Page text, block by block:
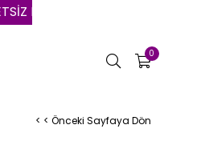
| VADE FARKSIZ 3 AYA
0
< < Önceki Sayfaya Dön